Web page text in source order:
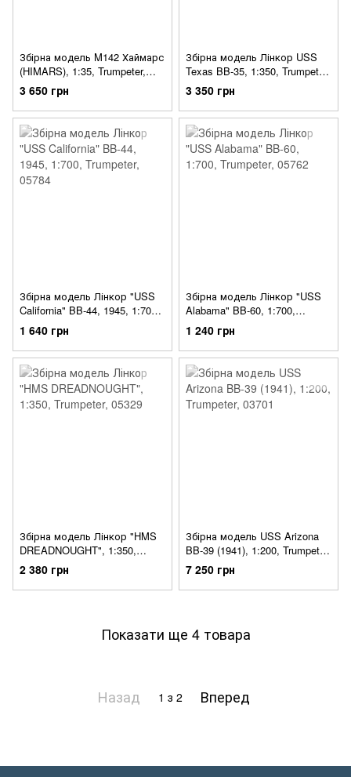
Збірна модель M142 Хаймарс
(HIMARS), 1:35, Trumpeter,
01041
3 650 грн
Збірна модель Лінкор USS
Texas BB-35, 1:350, Trumpeter,
05340
3 350 грн
Збірна модель Лінкор "USS
California" BB-44, 1945, 1:700,
Trumpeter, 05784
1 640 грн
Збірна модель Лінкор "USS
Alabama" BB-60, 1:700,
Trumpeter, 05762
1 240 грн
Збірна модель Лінкор "HMS
DREADNOUGHT", 1:350,
Trumpeter, 05329
2 380 грн
Збірна модель USS Arizona
BB-39 (1941), 1:200, Trumpeter,
03701
7 250 грн
Показати ще 4 товара
Назад 1 з 2 Вперед